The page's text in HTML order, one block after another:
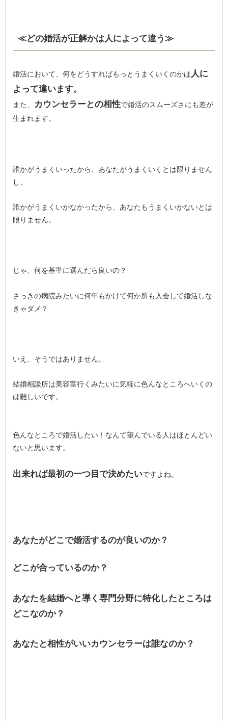
≪どの婚活が正解かは人によって違う≫
婚活において、何をどうすればもっとうまくいくのかは人に
よって違います。
また、 カウンセラーとの相性で婚活のスムーズさにも差が
生まれます。
誰かがうまくいったから、あなたがうまくいくとは限りません
し、
誰かがうまくいかなかったから、あなたもうまくいかないとは
限りません。
じゃ、何を基準に選んだら良いの？
さっきの病院みたいに何年もかけて何か所も入会して婚活しな
きゃダメ？
いえ、そうではありません。
結婚相談所は美容室行くみたいに気軽に色んなところへいくの
は難しいです。
色んなところで婚活したい！なんて望んでいる人はほとんどい
ないと思います。
出来れば最初の一つ目で決めたいですよね。
あなたがどこで婚活するのが良いのか？
どこが合っているのか？
あなたを結婚へと導く専門分野に特化したところは
どこなのか？
あなたと相性がいいカウンセラーは誰なのか？